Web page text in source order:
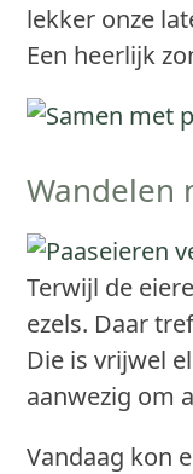
lekker onze
Een heerlijk
Wandelen
Terwijl de
ezels. Daar
Die is vrijwel
aanwezig om
Vandaag kon